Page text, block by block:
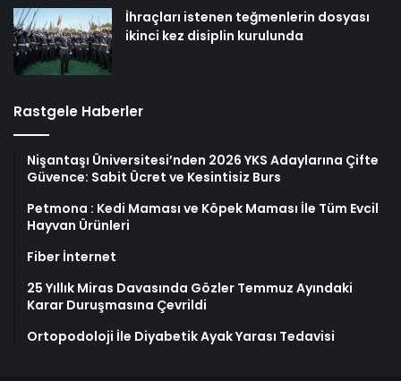
İhraçları istenen teğmenlerin dosyası
ikinci kez disiplin kurulunda
Rastgele Haberler
Nişantaşı Üniversitesi’nden 2026 YKS Adaylarına Çifte
Güvence: Sabit Ücret ve Kesintisiz Burs
Petmona : Kedi Maması ve Köpek Maması İle Tüm Evcil
Hayvan Ürünleri
Fiber İnternet
25 Yıllık Miras Davasında Gözler Temmuz Ayındaki
Karar Duruşmasına Çevrildi
Ortopodoloji İle Diyabetik Ayak Yarası Tedavisi